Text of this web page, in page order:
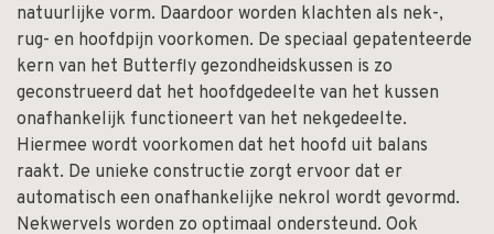
natuurlijke vorm. Daardoor worden klachten als nek-,
rug- en hoofdpijn voorkomen. De speciaal gepatenteerde
kern van het Butterfly gezondheidskussen is zo
geconstrueerd dat het hoofdgedeelte van het kussen
onafhankelijk functioneert van het nekgedeelte.
Hiermee wordt voorkomen dat het hoofd uit balans
raakt. De unieke constructie zorgt ervoor dat er
automatisch een onafhankelijke nekrol wordt gevormd.
Nekwervels worden zo optimaal ondersteund. Ook